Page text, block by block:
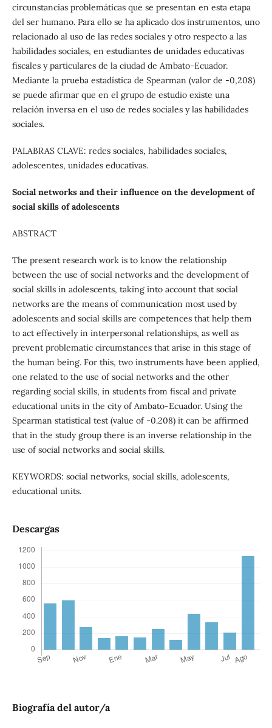
circunstancias problemáticas que se presentan en esta etapa
del ser humano. Para ello se ha aplicado dos instrumentos, uno
relacionado al uso de las redes sociales y otro respecto a las
habilidades sociales, en estudiantes de unidades educativas
fiscales y particulares de la ciudad de Ambato-Ecuador.
Mediante la prueba estadística de Spearman (valor de -0,208)
se puede afirmar que en el grupo de estudio existe una
relación inversa en el uso de redes sociales y las habilidades
sociales.
PALABRAS CLAVE: redes sociales, habilidades sociales,
adolescentes, unidades educativas.
Social networks and their influence on the development of
social skills of adolescents
ABSTRACT
The present research work is to know the relationship
between the use of social networks and the development of
social skills in adolescents, taking into account that social
networks are the means of communication most used by
adolescents and social skills are competences that help them
to act effectively in interpersonal relationships, as well as
prevent problematic circumstances that arise in this stage of
the human being. For this, two instruments have been applied,
one related to the use of social networks and the other
regarding social skills, in students from fiscal and private
educational units in the city of Ambato-Ecuador. Using the
Spearman statistical test (value of -0.208) it can be affirmed
that in the study group there is an inverse relationship in the
use of social networks and social skills.
KEYWORDS: social networks, social skills, adolescents,
educational units.
Descargas
Biografía del autor/a